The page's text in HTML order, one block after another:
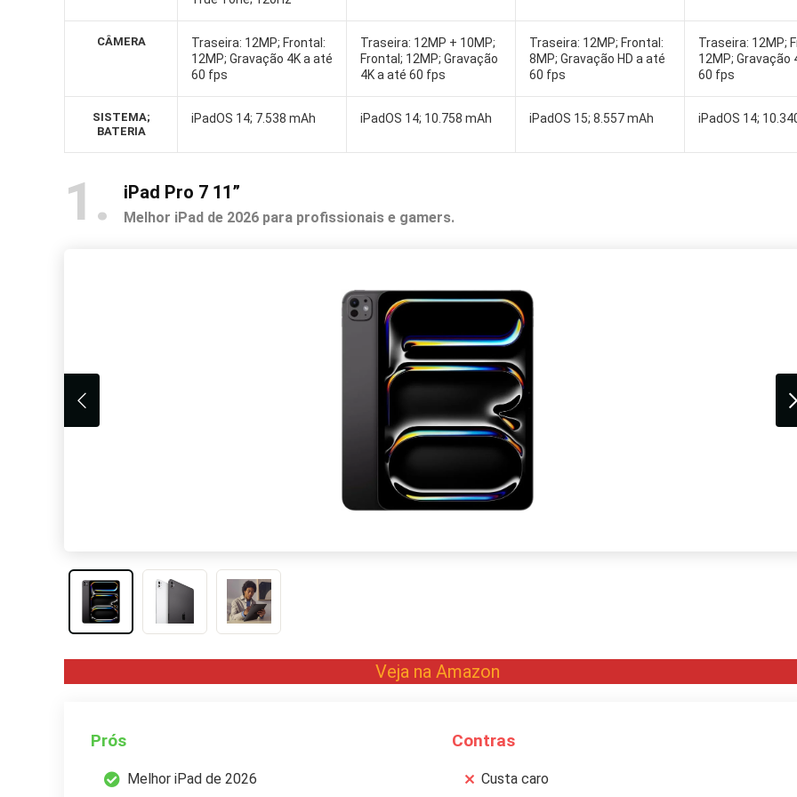
CÂMERA
SISTEMA;
BATERIA
Traseira: 12MP; Frontal:
12MP; Gravação 4K a até
60 fps
iPadOS 14; 7.538 mAh
Traseira: 12MP + 10MP;
Frontal; 12MP; Gravação
4K a até 60 fps
iPadOS 14; 10.758 mAh
Traseira: 12MP; Frontal:
8MP; Gravação HD a até
60 fps
iPadOS 15; 8.557 mAh
Traseira: 12MP;
12MP; Gravação
60 fps
iPadOS 14;
1 iPad Pro 7 11”
Melhor iPad de 2026 para profissionais e gamers.
Veja na Amazon
Prós
Melhor iPad de 2026
Contras
Custa caro